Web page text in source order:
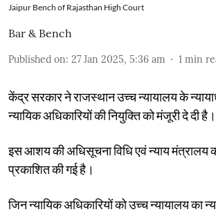
Jaipur Bench of Rajasthan High Court
Bar & Bench
Published on: 27 Jan 2025, 5:36 am 1 min
केंद्र सरकार ने राजस्थान उच्च न्यायालय के
न्यायिक अधिकारियों की नियुक्ति को मंजूरी दे दी है।
इस आशय की अधिसूचना विधि एवं न्याय मंत्रालय
प्रकाशित की गई है।
जिन न्यायिक अधिकारियों को उच्च न्यायालय का